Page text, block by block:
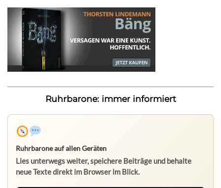
Ruhrbarone: immer informiert
Ruhrbarone auf allen Geräten
Lies unterwegs weiter, speichere Beiträge und behalte
neue Texte direkt im Browser im Blick.